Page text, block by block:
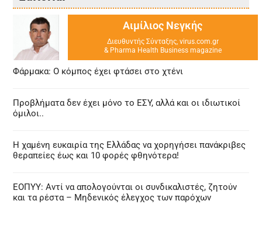
Αιμίλιος Νεγκής
Διευθυντής Σύνταξης, virus.com.gr
& Pharma Health Business magazine
Φάρμακα: Ο κόμπος έχει φτάσει στο χτένι
Προβλήματα δεν έχει μόνο το ΕΣΥ, αλλά και οι ιδιωτικοί
όμιλοι..
Η χαμένη ευκαιρία της Ελλάδας να χορηγήσει πανάκριβες
θεραπείες έως και 10 φορές φθηνότερα!
ΕΟΠΥΥ: Αντί να απολογούνται οι συνδικαλιστές, ζητούν
και τα ρέστα – Μηδενικός έλεγχος των παρόχων